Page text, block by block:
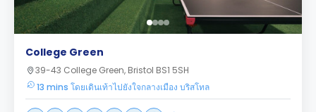
College Green
39-43 College Green, Bristol BS1 5SH
13 mins โดยเดินเท้าไปยังใจกลางเมือง บริสโทล